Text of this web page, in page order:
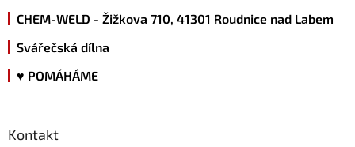
CHEM-WELD - Žižkova 710, 41301 Roudnice nad Labem
Svářečská dílna
♥ POMÁHÁME
Kontakt